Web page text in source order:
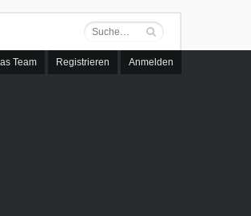
Team Registrieren Anmelden